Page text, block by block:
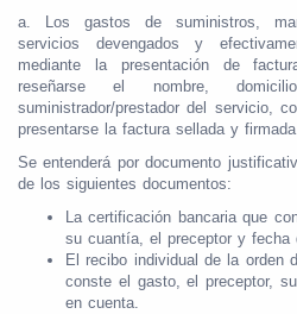
a. Los gastos de suministros,
servicios devengados y
mediante la presentación de
reseñarse el nombre,
suministrador/prestador del servicio,
presentarse la factura sellada y
Se entenderá por documento
de los siguientes documentos:
La certificación bancaria que
su cuantía, el preceptor y fecha
El recibo individual de la orden
conste el gasto, el preceptor,
en cuenta.